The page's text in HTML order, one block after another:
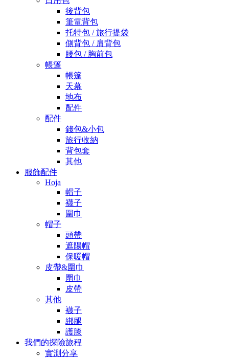
後背包
筆電背包
托特包 / 旅行提袋
側背包 / 肩背包
腰包 / 胸前包
帳篷
帳篷
天幕
地布
配件
配件
錢包&小包
旅行收納
背包套
其他
服飾配件
Hoja
帽子
襪子
圍巾
帽子
頭帶
遮陽帽
保暖帽
皮帶&圍巾
圍巾
皮帶
其他
襪子
綁腿
護膝
我們的探險旅程
實測分享